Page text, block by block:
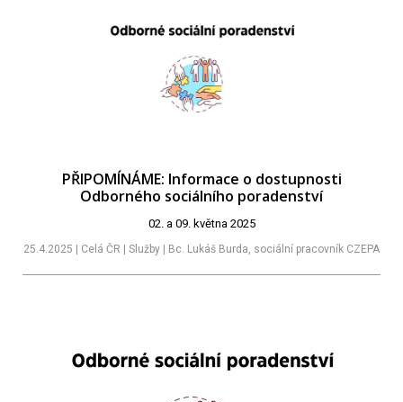
PŘIPOMÍNÁME: Informace o dostupnosti
Odborného sociálního poradenství
02. a 09. května 2025
25.4.2025 | Celá ČR | Služby | Bc. Lukáš Burda, sociální pracovník CZEPA